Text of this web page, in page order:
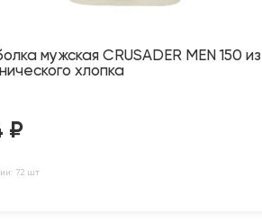
мужская CRUSADER MEN 150 из
хлопка
₽
72 шт